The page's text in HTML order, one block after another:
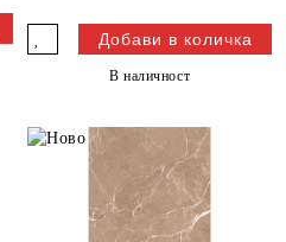
В наличност